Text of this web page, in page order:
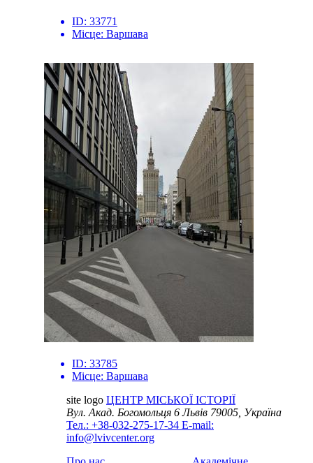
ID: 33771
Місце: Варшава
ID: 33785
Місце: Варшава
site logo ЦЕНТР МІСЬКОЇ ІСТОРІЇ
Вул. Акад. Богомольця 6Львів 79005, Україна
Тел.: +38-032-275-17-34 E-mail:
info@lvivcenter.org